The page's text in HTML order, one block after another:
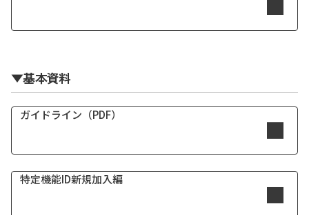
▼基本資料
ガイドライン（PDF）
特定機能ID新規加入編